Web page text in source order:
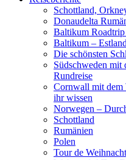
Schottland,
Donaudelta
Baltikum
Baltikum –
Die schönsten
Südschweden mit
Rundreise
Cornwall mit dem
ihr wissen
Norwegen –
Schottland
Rumänien
Polen
Tour de